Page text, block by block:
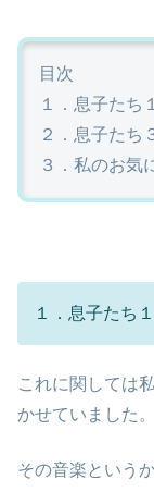
目次
１．息子た
２．息子たち
３．私のお気
１．息子たち
これに関しては
かせていました。
その音楽という